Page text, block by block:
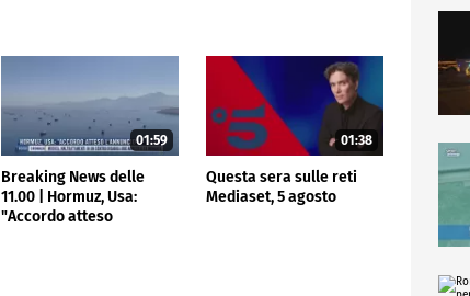
01:59
Breaking News delle
11.00 | Hormuz, Usa:
"Accordo atteso
01:38
Questa sera sulle reti
Mediaset, 5 agosto